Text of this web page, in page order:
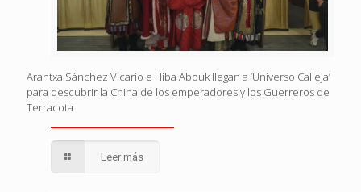
Arantxa Sánchez Vicario e Hiba Abouk llegan a ‘Universo Calleja’
para descubrir la China de los emperadores y los Guerreros de
Terracota
Leer más